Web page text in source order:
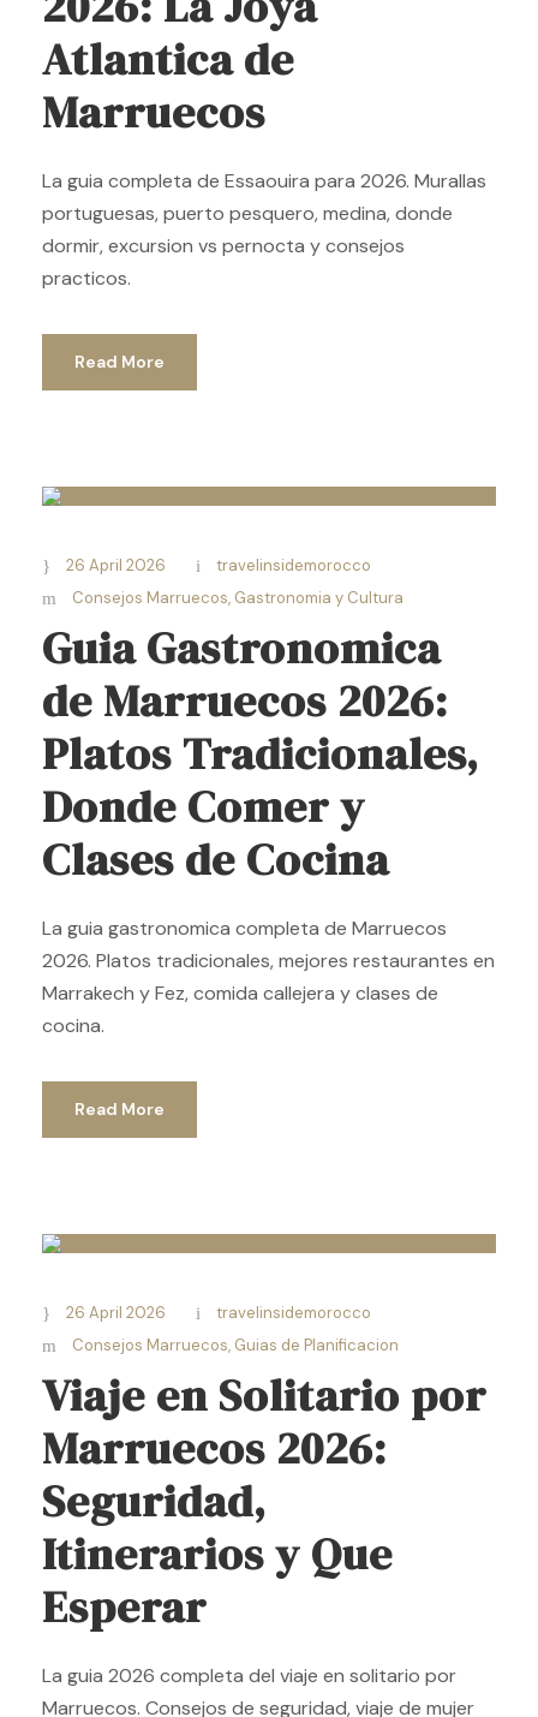
Atlantica de
Marruecos
La guia completa de Essaouira para 2026. Murallas
portuguesas, puerto pesquero, medina, donde
dormir, excursion vs pernocta y consejos
practicos.
Read More
26 April 2026
travelinsidemorocco
Consejos Marruecos, Gastronomia y Cultura
Guia Gastronomica
de Marruecos 2026:
Platos Tradicionales,
Donde Comer y
Clases de Cocina
La guia gastronomica completa de Marruecos
2026. Platos tradicionales, mejores restaurantes en
Marrakech y Fez, comida callejera y clases de
cocina.
Read More
26 April 2026
travelinsidemorocco
Consejos Marruecos, Guias de Planificacion
Viaje en Solitario por
Marruecos 2026:
Seguridad,
Itinerarios y Que
Esperar
La guia 2026 completa del viaje en solitario por
Marruecos. Consejos de seguridad, viaje de mujer